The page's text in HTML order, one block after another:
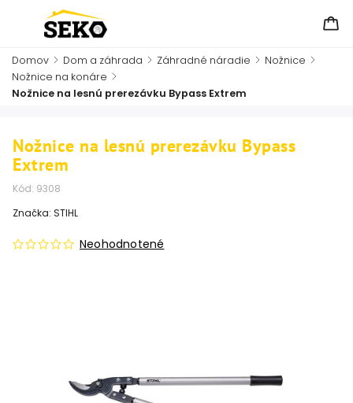
Domov / Dom a záhrada / Záhradné náradie / Nožnice /
Nožnice na konáre /
Nožnice na lesnú prerezávku Bypass Extrem
Nožnice na lesnú prerezávku Bypass
Extrem
Kód: 9308
Neohodnotené
Značka: STIHL